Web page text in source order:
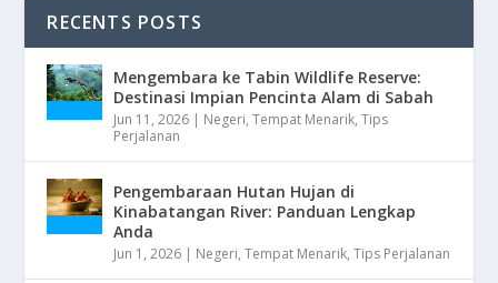
RECENTS POSTS
Mengembara ke Tabin Wildlife Reserve:
Destinasi Impian Pencinta Alam di Sabah
Jun 11, 2026 | Negeri,Tempat Menarik,Tips
Perjalanan
Pengembaraan Hutan Hujan di
Kinabatangan River: Panduan Lengkap
Anda
Jun 1, 2026 | Negeri,Tempat Menarik,Tips Perjalanan